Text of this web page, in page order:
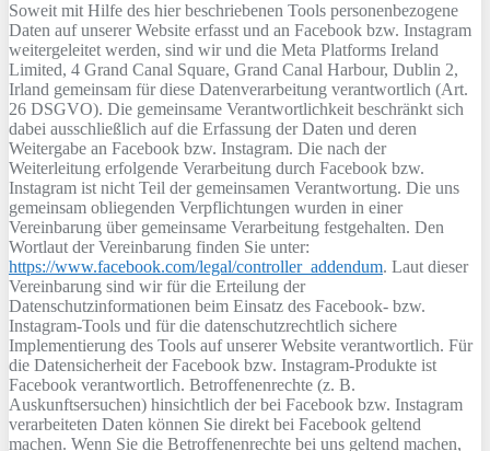
Soweit mit Hilfe des hier beschriebenen Tools personenbezogene
Daten auf unserer Website erfasst und an Facebook bzw. Instagram
weitergeleitet werden, sind wir und die Meta Platforms Ireland
Limited, 4 Grand Canal Square, Grand Canal Harbour, Dublin 2,
Irland gemeinsam für diese Datenverarbeitung verantwortlich (Art.
26 DSGVO). Die gemeinsame Verantwortlichkeit beschränkt sich
dabei ausschließlich auf die Erfassung der Daten und deren
Weitergabe an Facebook bzw. Instagram. Die nach der
Weiterleitung erfolgende Verarbeitung durch Facebook bzw.
Instagram ist nicht Teil der gemeinsamen Verantwortung. Die uns
gemeinsam obliegenden Verpflichtungen wurden in einer
Vereinbarung über gemeinsame Verarbeitung festgehalten. Den
Wortlaut der Vereinbarung finden Sie unter:
https://www.facebook.com/legal/controller_addendum. Laut dieser
Vereinbarung sind wir für die Erteilung der
Datenschutzinformationen beim Einsatz des Facebook- bzw.
Instagram-Tools und für die datenschutzrechtlich sichere
Implementierung des Tools auf unserer Website verantwortlich. Für
die Datensicherheit der Facebook bzw. Instagram-Produkte ist
Facebook verantwortlich. Betroffenenrechte (z. B.
Auskunftsersuchen) hinsichtlich der bei Facebook bzw. Instagram
verarbeiteten Daten können Sie direkt bei Facebook geltend
machen. Wenn Sie die Betroffenenrechte bei uns geltend machen,